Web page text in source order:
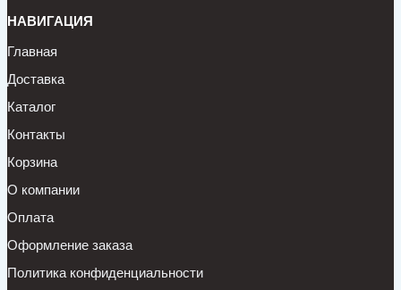
НАВИГАЦИЯ
Главная
Доставка
Каталог
Контакты
Корзина
О компании
Оплата
Оформление заказа
Политика конфиденциальности